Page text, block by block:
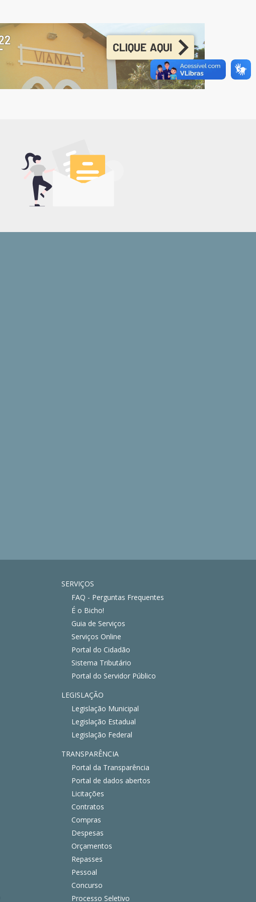
SERVIÇOS
FAQ - Perguntas Frequentes
É o Bicho!
Guia de Serviços
Serviços Online
Portal do Cidadão
Sistema Tributário
Portal do Servidor Público
LEGISLAÇÃO
Legislação Municipal
Legislação Estadual
Legislação Federal
TRANSPARÊNCIA
Portal da Transparência
Portal de dados abertos
Licitações
Contratos
Compras
Despesas
Orçamentos
Repasses
Pessoal
Concurso
Processo Seletivo